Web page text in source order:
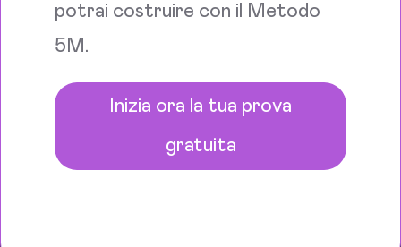
potrai costruire con il Metodo
5M.
Inizia ora la tua prova
gratuita